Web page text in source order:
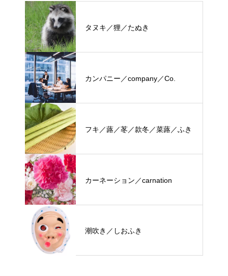
タヌキ／狸／たぬき
カンパニー／company／Co.
フキ／蕗／苳／款冬／菜蕗／ふき
カーネーション／carnation
潮吹き／しおふき